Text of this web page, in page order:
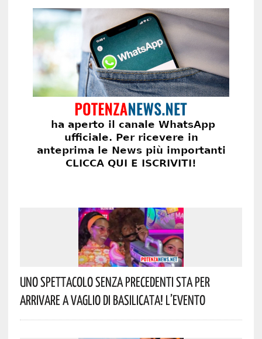
Uno Spettacolo Senza Precedenti Sta Per
Arrivare A Vaglio Di Basilicata! L’evento